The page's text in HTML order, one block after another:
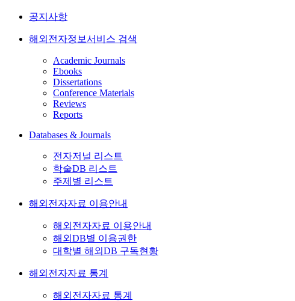
공지사항
해외전자정보서비스 검색
Academic Journals
Ebooks
Dissertations
Conference Materials
Reviews
Reports
Databases & Journals
전자저널 리스트
학술DB 리스트
주제별 리스트
해외전자자료 이용안내
해외전자자료 이용안내
해외DB별 이용권한
대학별 해외DB 구독현황
해외전자자료 통계
해외전자자료 통계